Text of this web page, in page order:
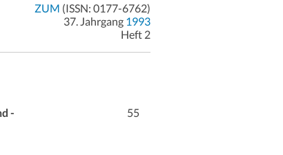
ZUM (ISSN: 0177-6762)
37. Jahrgang 1993
Heft 2
-
55